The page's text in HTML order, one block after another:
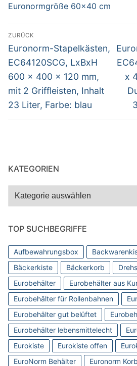
Euronormgröße 60x40 cm
Beitragsnavigation
ZURÜCK
Vorheriger
Beitrag:
Euronorm-Stapelkästen,
EC64120SCG, LxBxH
600 x 400 x 120 mm,
mit 2 Griffleisten, Inhalt
23 Liter, Farbe: blau
x
KATEGORIEN
Kategorien
TOP SUCHBEGRIFFE
Aufbewahrungsbox
Bäckerkiste
Bäckerkorb
Eurobehälter
Eurobehälter aus
Eurobehälter für Rollenbahnen
Eurobehälter gut belüftet
Eurobehälter lebensmittelecht
Eurokiste
Eurokiste offen
EuroNorm Behälter
Euronorm Korb